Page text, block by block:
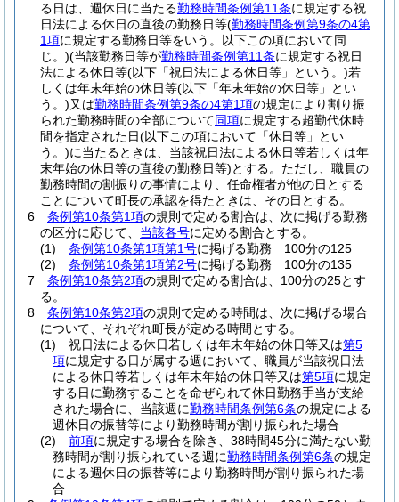
る日は、週休日に当たる勤務時間条例第11条に規定する祝
日法による休日の直後の勤務日等(勤務時間条例第9条の4第
1項に規定する勤務日等をいう。以下この項において同
じ。)(当該勤務日等が勤務時間条例第11条に規定する祝日
法による休日等(以下「祝日法による休日等」という。)若
しくは年末年始の休日等(以下「年末年始の休日等」とい
う。)又は勤務時間条例第9条の4第1項の規定により割り振
られた勤務時間の全部について同項に規定する超勤代休時
間を指定された日(以下この項において「休日等」とい
う。)に当たるときは、当該祝日法による休日等若しくは年
末年始の休日等の直後の勤務日等)とする。 ただし、職員の
勤務時間の割振りの事情により、任命権者が他の日とする
ことについて町長の承認を得たときは、その日とする。
6
条例第10条第1項の規則で定める割合は、次に掲げる勤務
の区分に応じて、 当該各号に定める割合とする。
(1)
条例第10条第1項第1号に掲げる勤務 100分の125
(2)
条例第10条第1項第2号に掲げる勤務 100分の135
7
条例第10条第2項の規則で定める割合は、100分の25とす
る。
8
条例第10条第2項の規則で定める時間は、次に掲げる場合
について、それぞれ町長が定める時間とする。
(1)
祝日法による休日若しくは年末年始の休日等又は第5
項に規定する日が属する週において、職員が当該祝日法
による休日等若しくは年末年始の休日等又は第5項に規定
する日に勤務することを命ぜられて休日勤務手当が支給
された場合に、当該週に勤務時間条例第6条の規定による
週休日の振替等により勤務時間が割り振られた場合
(2)
前項に規定する場合を除き、38時間45分に満たない勤
務時間が割り振られている週に勤務時間条例第6条の規定
による週休日の振替等により勤務時間が割り振られた場
合